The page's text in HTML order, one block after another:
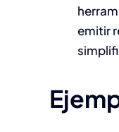
emitir